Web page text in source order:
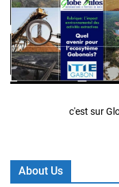
c'est sur
About Us